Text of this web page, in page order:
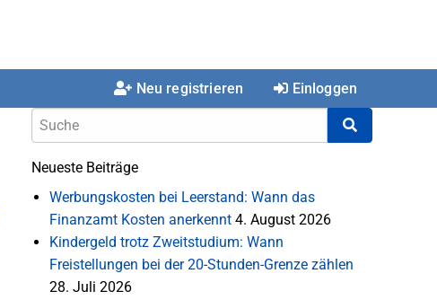
Neu registrieren Einloggen
Neueste Beiträge
Werbungskosten bei Leerstand: Wann das
Finanzamt Kosten anerkennt 4. August 2026
Kindergeld trotz Zweitstudium: Wann
Freistellungen bei der 20-Stunden-Grenze zählen
28. Juli 2026